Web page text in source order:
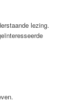
lezing.